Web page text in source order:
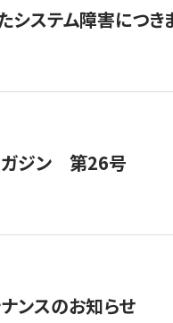
ステム障害につき
ガジン 第26号
ンスのお知らせ